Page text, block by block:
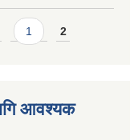
1 2
आवश्यक